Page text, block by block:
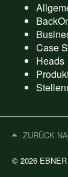
Case
Heads
© 2026
ZURÜCK